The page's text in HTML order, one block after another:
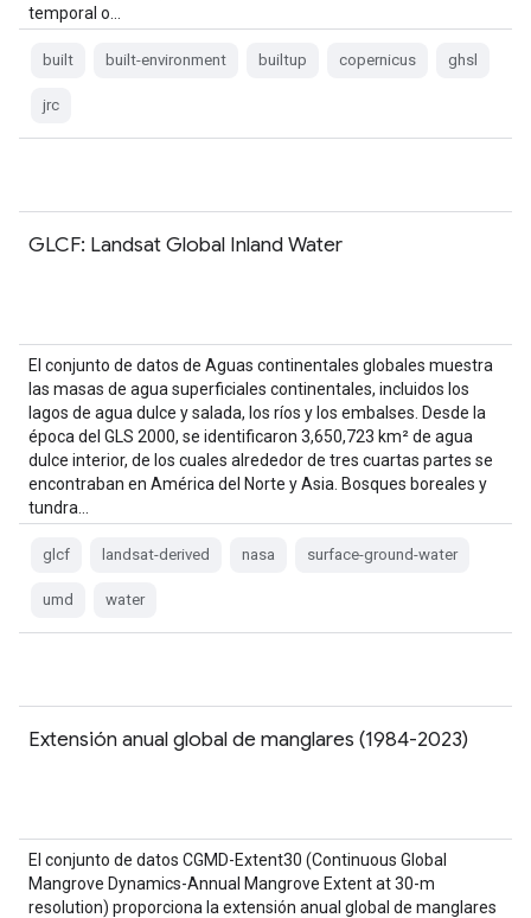
temporal o…
built built-environment builtup copernicus ghsl
jrc
GLCF: Landsat Global Inland Water
El conjunto de datos de Aguas continentales globales muestra
las masas de agua superficiales continentales, incluidos los
lagos de agua dulce y salada, los ríos y los embalses. Desde la
época del GLS 2000, se identificaron 3,650,723 km² de agua
dulce interior, de los cuales alrededor de tres cuartas partes se
encontraban en América del Norte y Asia. Bosques boreales y
tundra…
glcf landsat-derived nasa surface-ground-water
umd water
Extensión anual global de manglares (1984-2023)
El conjunto de datos CGMD-Extent30 (Continuous Global
Mangrove Dynamics-Annual Mangrove Extent at 30-m
resolution) proporciona la extensión anual global de manglares